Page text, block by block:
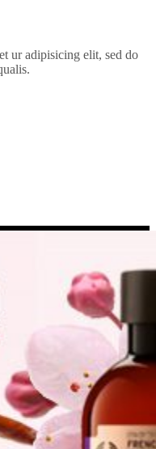
ur adipisicing elit, sed do